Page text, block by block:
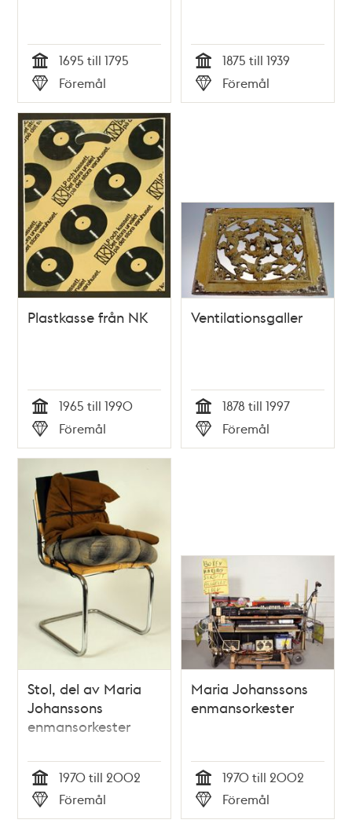
Tid
1695 till 1795
Typ
Föremål Tid
1875 till 1939
Typ
Föremål
Plastkasse från NK
Tid
1965 till 1990
Typ
Föremål
Ventilationsgaller
Tid
1878 till 1997
Typ
Föremål
Stol, del av Maria
Johanssons
enmansorkester
Tid
1970 till 2002
Typ
Föremål
Maria Johanssons
enmansorkester
Tid
1970 till 2002
Typ
Föremål